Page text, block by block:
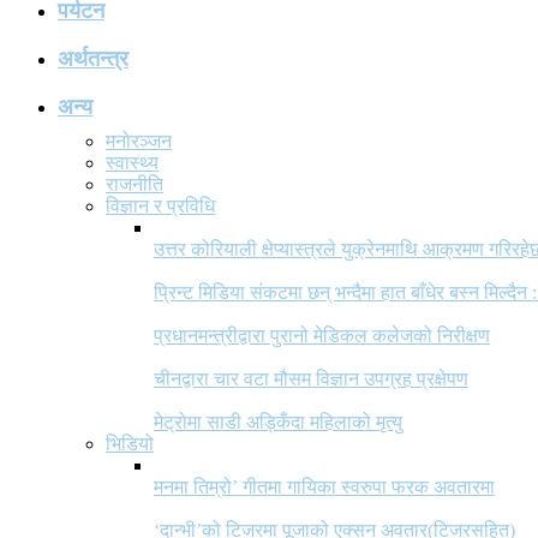
पर्यटन
अर्थतन्त्र
अन्य
मनोरञ्जन
स्वास्थ्य
राजनीति
विज्ञान र प्रविधि
उत्तर कोरियाली क्षेप्यास्त्रले युक्रेनमाथि आक्रमण
प्रिन्ट मिडिया संकटमा छन् भन्दैमा हात बाँधेर बस्न मिल्दैन
प्रधानमन्त्रीद्वारा पुरानो मेडिकल कलेजको निरीक्षण
चीनद्वारा चार वटा मौसम विज्ञान उपग्रह प्रक्षेपण
मेट्रोमा साडी अड्किँदा महिलाको मृत्यु
भिडियो
मनमा तिम्रो’ गीतमा गायिका स्वरुपा फरक अवतारमा
‘दान्भी’को टिजरमा पूजाको एक्सन अवतार(टिजरसहित)